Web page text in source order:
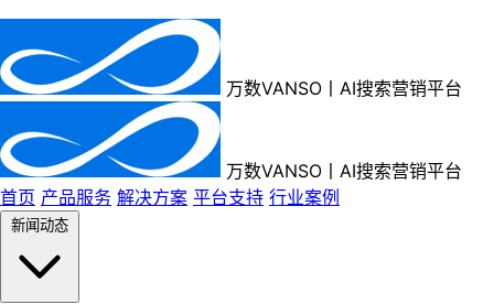
万数VANSO丨AI搜索营销平台
万数VANSO丨AI搜索营销平台
首页 产品服务 解决方案 平台支持 行业案例
新闻动态